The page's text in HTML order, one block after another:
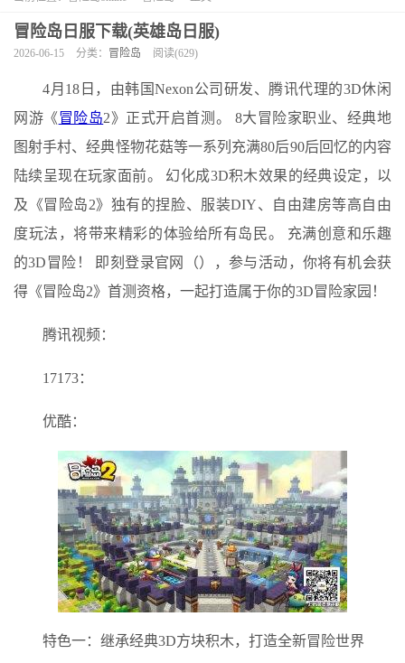
冒险岛日服下载(英雄岛日服)
2026-06-15 分类： 冒险岛 阅读(629)
4月18日，由韩国Nexon公司研发、腾讯代理的3D休闲
网游《冒险岛2》正式开启首测。 8大冒险家职业、经典地
图射手村、经典怪物花菇等一系列充满80后90后回忆的内容
陆续呈现在玩家面前。 幻化成3D积木效果的经典设定，以
及《冒险岛2》独有的捏脸、服装DIY、自由建房等高自由
度玩法，将带来精彩的体验给所有岛民。 充满创意和乐趣
的3D冒险！ 即刻登录官网（），参与活动，你将有机会获
得《冒险岛2》首测资格，一起打造属于你的3D冒险家园！
腾讯视频：
17173：
优酷：
特色一：继承经典3D方块积木，打造全新冒险世界